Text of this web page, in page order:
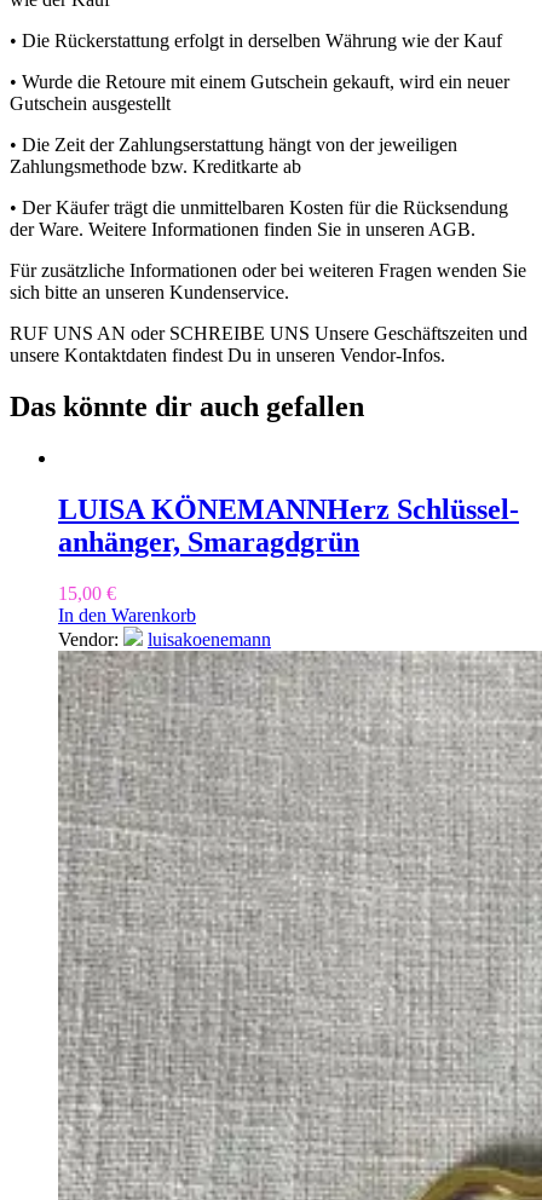
• Die Rückerstattung erfolgt in derselben Währung wie der Kauf
• Wurde die Retoure mit einem Gutschein gekauft, wird ein neuer
Gutschein ausgestellt
• Die Zeit der Zahlungserstattung hängt von der jeweiligen
Zahlungsmethode bzw. Kreditkarte ab
• Der Käufer trägt die unmittelbaren Kosten für die Rücksendung
der Ware. Weitere Informationen finden Sie in unseren AGB.
Für zusätzliche Informationen oder bei weiteren Fragen wenden Sie
sich bitte an unseren Kundenservice.
RUF UNS AN oder SCHREIBE UNS Unsere Geschäftszeiten und
unsere Kontaktdaten findest Du in unseren Vendor-Infos.
Das könnte dir auch gefallen
LUISA KÖNEMANNHerz Schlüssel­
anhänger, Smaragdgrün
15,00 €
In den Warenkorb
Vendor:
luisakoenemann